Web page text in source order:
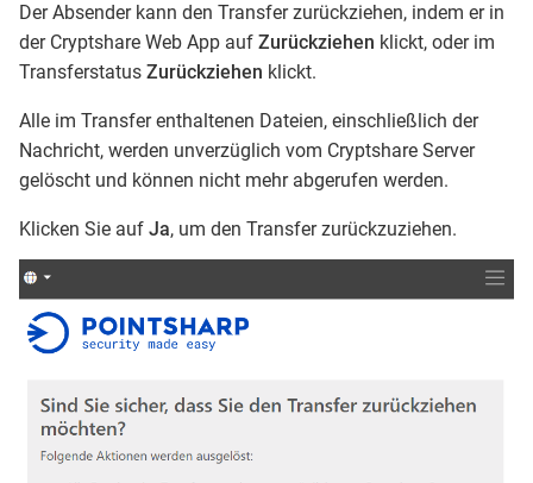
Der Absender kann den Transfer zurückziehen, indem er in
der Cryptshare Web App auf Zurückziehen klickt, oder im
Transferstatus Zurückziehen klickt.
Alle im Transfer enthaltenen Dateien, einschließlich der
Nachricht, werden unverzüglich vom Cryptshare Server
gelöscht und können nicht mehr abgerufen werden.
Klicken Sie auf Ja, um den Transfer zurückzuziehen.